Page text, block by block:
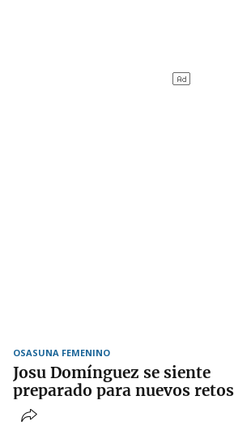
OSASUNA FEMENINO
Josu Domínguez se siente
preparado para nuevos retos